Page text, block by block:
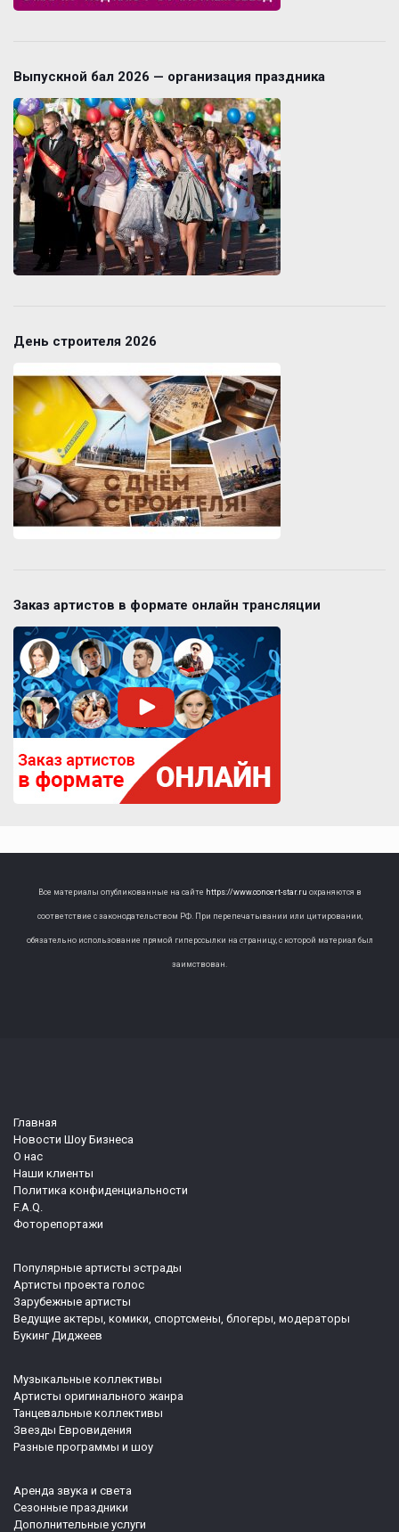
Выпускной бал 2026 — организация праздника
День строителя 2026
Заказ артистов в формате онлайн трансляции
Все материалы опубликованные на сайте https://www.concert-star.ru охраняются в
соответствие с законодательством РФ. При перепечатывании или цитировании,
обязательно использование прямой гиперссылки на страницу, с которой материал был
заимствован.
Главная
Новости Шоу Бизнеса
О нас
Наши клиенты
Политика конфиденциальности
F.A.Q.
Фоторепортажи
Популярные артисты эстрады
Артисты проекта голос
Зарубежные артисты
Ведущие актеры, комики, спортсмены, блогеры, модераторы
Букинг Диджеев
Музыкальные коллективы
Артисты оригинального жанра
Танцевальные коллективы
Звезды Евровидения
Разные программы и шоу
Аренда звука и света
Сезонные праздники
Дополнительные услуги